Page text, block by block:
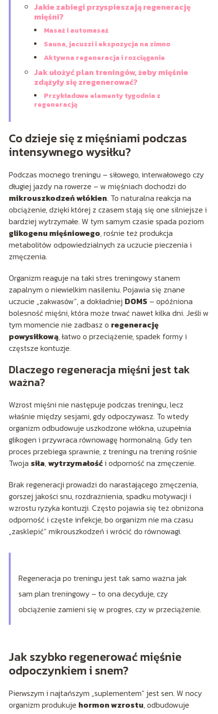
Jakie zabiegi przyspieszają regenerację
mięśni?
Masaż i automasaż
Sauna, jacuzzi i ekspozycja na zimno
Aktywna regeneracja i rozciąganie
Jak ułożyć plan treningów, żeby mięśnie
zdążyły się zregenerować?
Przykładowe elementy tygodnia z
regeneracją
Co dzieje się z mięśniami podczas
intensywnego wysiłku?
Podczas mocnego treningu – siłowego, interwałowego czy
długiej jazdy na rowerze – w mięśniach dochodzi do
mikrouszkodzeń włókien. To naturalna reakcja na
obciążenie, dzięki której z czasem stają się one silniejsze i
bardziej wytrzymałe. W tym samym czasie spada poziom
glikogenu mięśniowego, rośnie też produkcja
metabolitów odpowiedzialnych za uczucie pieczenia i
zmęczenia.
Organizm reaguje na taki stres treningowy stanem
zapalnym o niewielkim nasileniu. Pojawia się znane
uczucie „zakwasów”, a dokładniej DOMS – opóźniona
bolesność mięśni, która może trwać nawet kilka dni. Jeśli w
tym momencie nie zadbasz o regenerację
powysiłkową, łatwo o przeciążenie, spadek formy i
częstsze kontuzje.
Dlaczego regeneracja mięśni jest tak
ważna?
Wzrost mięśni nie następuje podczas treningu, lecz
właśnie między sesjami, gdy odpoczywasz. To wtedy
organizm odbudowuje uszkodzone włókna, uzupełnia
glikogen i przywraca równowagę hormonalną. Gdy ten
proces przebiega sprawnie, z treningu na trening rośnie
Twoja siła,wytrzymałośći odporność na zmęczenie.
Brak regeneracji prowadzi do narastającego zmęczenia,
gorszej jakości snu, rozdrażnienia, spadku motywacji i
wzrostu ryzyka kontuzji. Często pojawia się też obniżona
odporność i częste infekcje, bo organizm nie ma czasu
„zasklepić” mikrouszkodzeń i wrócić do równowagi.
Regeneracja po treningu jest tak samo ważna jak
sam plan treningowy – to ona decyduje, czy
obciążenie zamieni się w progres, czy w przeciążenie.
Jak szybko regenerować mięśnie
odpoczynkiem i snem?
Pierwszym i najtańszym „suplementem” jest sen. W nocy
organizm produkuje hormon wzrostu, odbudowuje